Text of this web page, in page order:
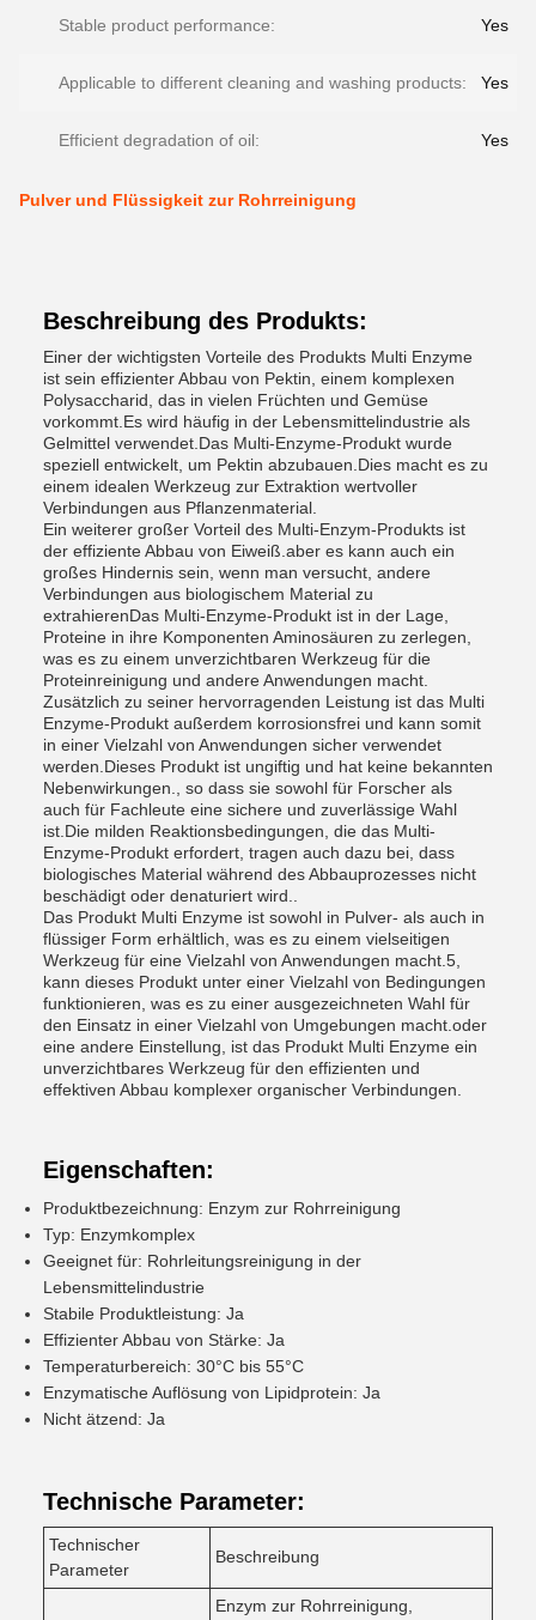
Stable product performance: Yes
Applicable to different cleaning and washing products: Yes
Efficient degradation of oil: Yes
Pulver und Flüssigkeit zur Rohrreinigung
Beschreibung des Produkts:
Einer der wichtigsten Vorteile des Produkts Multi Enzyme
ist sein effizienter Abbau von Pektin, einem komplexen
Polysaccharid, das in vielen Früchten und Gemüse
vorkommt.Es wird häufig in der Lebensmittelindustrie als
Gelmittel verwendet.Das Multi-Enzyme-Produkt wurde
speziell entwickelt, um Pektin abzubauen.Dies macht es zu
einem idealen Werkzeug zur Extraktion wertvoller
Verbindungen aus Pflanzenmaterial.
Ein weiterer großer Vorteil des Multi-Enzym-Produkts ist
der effiziente Abbau von Eiweiß.aber es kann auch ein
großes Hindernis sein, wenn man versucht, andere
Verbindungen aus biologischem Material zu
extrahierenDas Multi-Enzyme-Produkt ist in der Lage,
Proteine in ihre Komponenten Aminosäuren zu zerlegen,
was es zu einem unverzichtbaren Werkzeug für die
Proteinreinigung und andere Anwendungen macht.
Zusätzlich zu seiner hervorragenden Leistung ist das Multi
Enzyme-Produkt außerdem korrosionsfrei und kann somit
in einer Vielzahl von Anwendungen sicher verwendet
werden.Dieses Produkt ist ungiftig und hat keine bekannten
Nebenwirkungen., so dass sie sowohl für Forscher als
auch für Fachleute eine sichere und zuverlässige Wahl
ist.Die milden Reaktionsbedingungen, die das Multi-
Enzyme-Produkt erfordert, tragen auch dazu bei, dass
biologisches Material während des Abbauprozesses nicht
beschädigt oder denaturiert wird..
Das Produkt Multi Enzyme ist sowohl in Pulver- als auch in
flüssiger Form erhältlich, was es zu einem vielseitigen
Werkzeug für eine Vielzahl von Anwendungen macht.5,
kann dieses Produkt unter einer Vielzahl von Bedingungen
funktionieren, was es zu einer ausgezeichneten Wahl für
den Einsatz in einer Vielzahl von Umgebungen macht.oder
eine andere Einstellung, ist das Produkt Multi Enzyme ein
unverzichtbares Werkzeug für den effizienten und
effektiven Abbau komplexer organischer Verbindungen.
Eigenschaften:
Produktbezeichnung: Enzym zur Rohrreinigung
Typ: Enzymkomplex
Geeignet für: Rohrleitungsreinigung in der
Lebensmittelindustrie
Stabile Produktleistung: Ja
Effizienter Abbau von Stärke: Ja
Temperaturbereich: 30°C bis 55°C
Enzymatische Auflösung von Lipidprotein: Ja
Nicht ätzend: Ja
Technische Parameter:
Technischer
Parameter
Beschreibung
Enzym zur Rohrreinigung,